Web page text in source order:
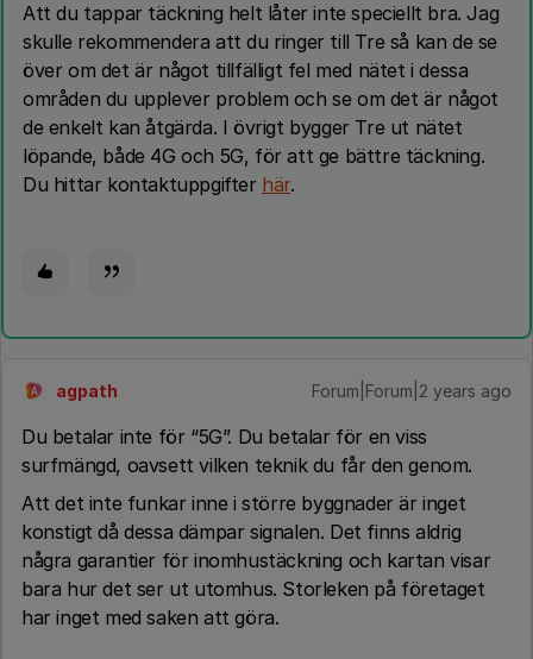
Att du tappar täckning helt låter inte speciellt bra. Jag
skulle rekommendera att du ringer till Tre så kan de se
över om det är något tillfälligt fel med nätet i dessa
områden du upplever problem och se om det är något
de enkelt kan åtgärda. I övrigt bygger Tre ut nätet
löpande, både 4G och 5G, för att ge bättre täckning.
Du hittar kontaktuppgifter här.
A agpath Forum|Forum|2 years ago
Du betalar inte för “5G”. Du betalar för en viss
surfmängd, oavsett vilken teknik du får den genom.
Att det inte funkar inne i större byggnader är inget
konstigt då dessa dämpar signalen. Det finns aldrig
några garantier för inomhustäckning och kartan visar
bara hur det ser ut utomhus. Storleken på företaget
har inget med saken att göra.